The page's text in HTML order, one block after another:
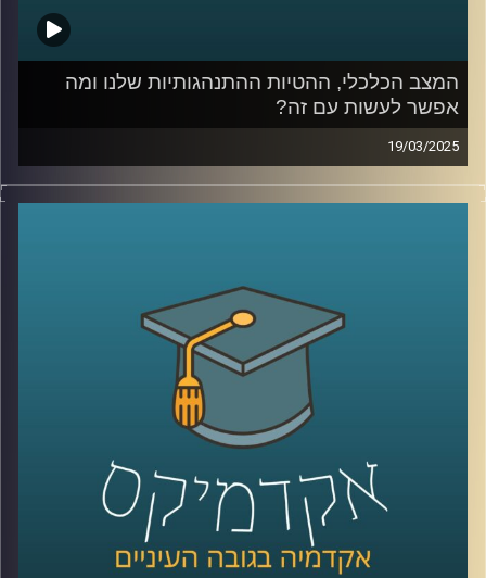
המצב הכלכלי, ההטיות ההתנהגותיות שלנו ומה
אפשר לעשות עם זה?
19/03/2025
כבר כמה שנים שאנחנו חיים בחוסר ודאות, מהקורונה, דרך
הרפורמה המשפטית ועד המלחמה הנוכחית, ואפשר לומר
הישראלים ממשיכים לצרוך, לפעמים אפילו יותר. למה זה
קורה? אילו הטיות פסיכולוגיות גורמות לנו להוציא כסף גם
כשאנחנו יודעים שזה לא בהכרח הדבר הנכון? איך חברות
וממשלות מנצלות את זה לטובתן, ומה אנחנו יכולים לעשות כדי
להתנהל כלכלית בצורה חכמה יותר, במיוחד כשנדמה שהכל
אז כדי לדבר על כל אלו ויותר הצטרפה אלינו פרופ׳ מורן אופיר,
חברת סגל בבית הספר הארי רדזינר למשפטים באוניברסיטת
קרדיט תמונות:AudioVersity